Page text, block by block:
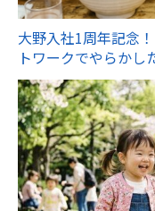
大野入社1周年記念
トワークでやらかし